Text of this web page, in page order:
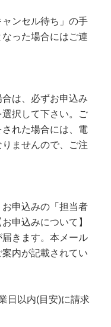
ンセル待ち」の手
った場合にはご連
合は、必ずお申込み
択して下さい。ご
れた場合には、電
ませんので、ご注
お申込みの「担当者
申込みについて】
届きます。本メール
内が記載されてい
日以内(目安)に請求